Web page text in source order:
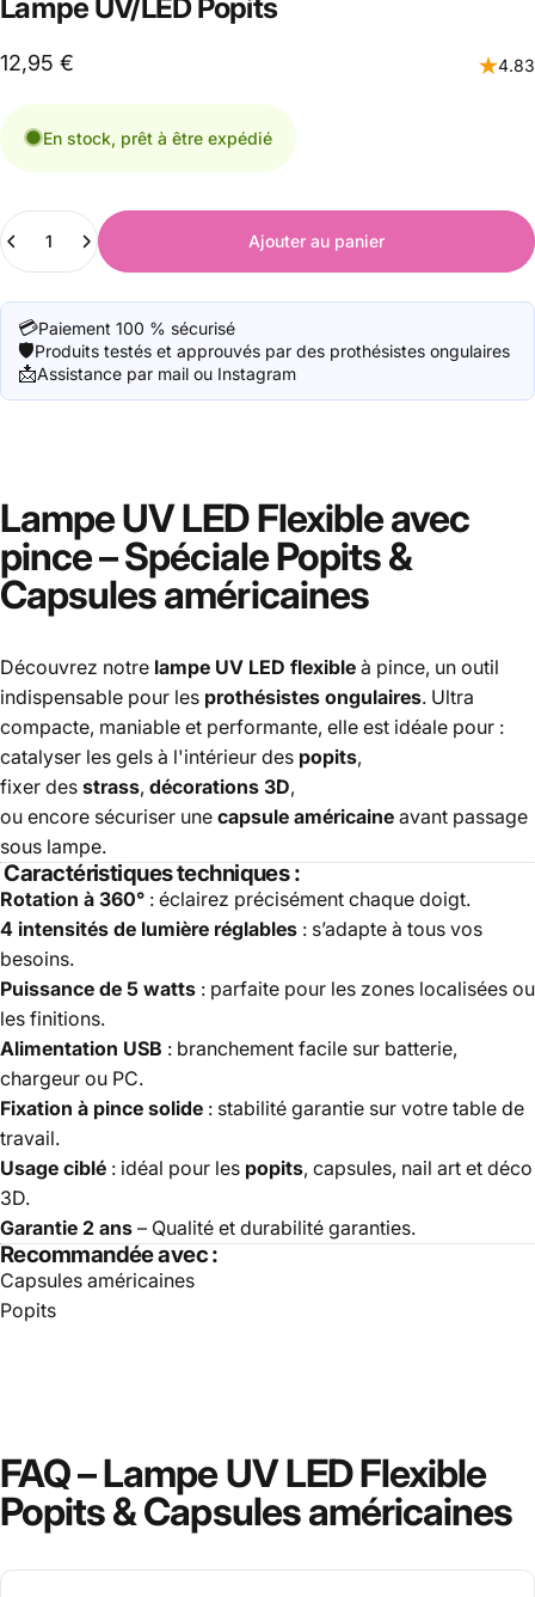
Lampe UV/LED Popits
12,95 € 4.83
En stock, prêt à être expédié
Quantité
Ajouter au panier
💳Paiement 100 % sécurisé
🛡️Produits testés et approuvés par des prothésistes ongulaires
📩Assistance par mail ou Instagram
LampeUVLEDFlexibleavec
pince–SpécialePopits&
Capsulesaméricaines
Découvrez notre lampe UV LED flexible à pince, un outil
indispensable pour les prothésistes ongulaires. Ultra
compacte, maniable et performante, elle est idéale pour :
catalyser les gels à l'intérieur des popits,
fixer des strass, décorations 3D,
ou encore sécuriser une capsule américaine avant passage
sous lampe.
Caractéristiques techniques :
Rotation à 360° : éclairez précisément chaque doigt.
4 intensités de lumière réglables : s’adapte à tous vos
besoins.
Puissance de 5 watts : parfaite pour les zones localisées ou
les finitions.
Alimentation USB : branchement facile sur batterie,
chargeur ou PC.
Fixation à pince solide : stabilité garantie sur votre table de
travail.
Usage ciblé : idéal pour les popits, capsules, nail art et déco
3D.
Garantie 2 ans – Qualité et durabilité garanties.
Recommandée avec :
Capsules américaines
Popits
FAQ–LampeUVLEDFlexible
Popits&Capsulesaméricaines